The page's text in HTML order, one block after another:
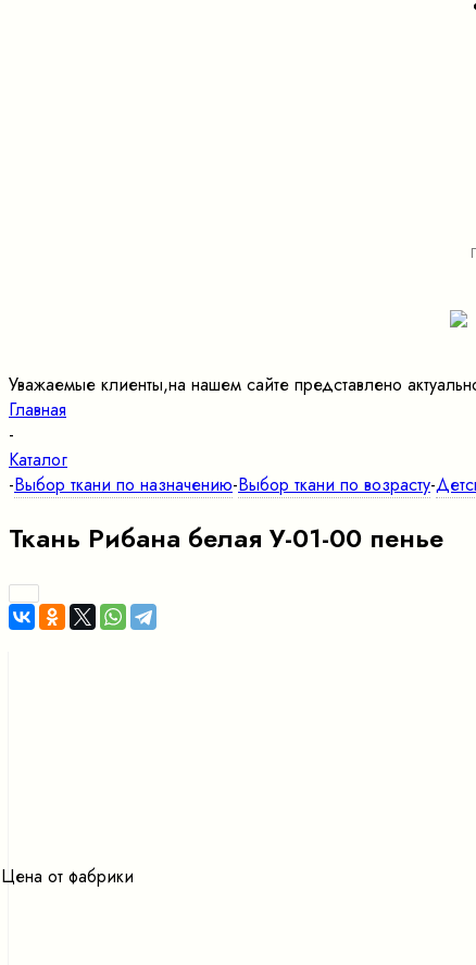
Уважаемые клиенты,на нашем сайте представлено
Главная
-
Каталог
-Выбор ткани по назначению-Выбор ткани по возрасту-
Ткань Рибана белая У-01-00 пенье
Цена от фабрики